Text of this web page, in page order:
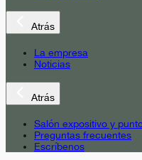
Atrás
La empresa
Noticias
Atrás
Salón expositivo y
Preguntas frecuentes
Escríbenos